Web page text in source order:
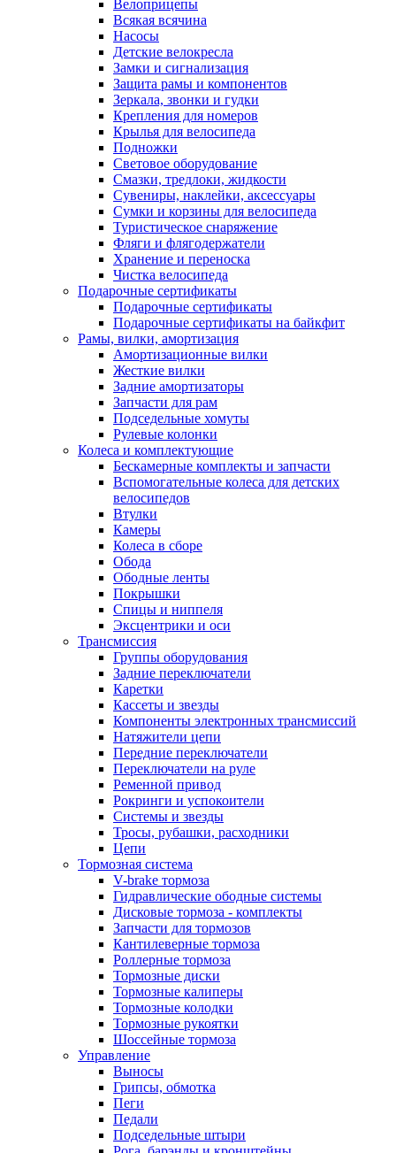
Велоприцепы
Всякая всячина
Насосы
Детские велокресла
Замки и сигнализация
Защита рамы и компонентов
Зеркала, звонки и гудки
Крепления для номеров
Крылья для велосипеда
Подножки
Световое оборудование
Смазки, тредлоки, жидкости
Сувениры, наклейки, аксессуары
Сумки и корзины для велосипеда
Туристическое снаряжение
Фляги и флягодержатели
Хранение и переноска
Чистка велосипеда
Подарочные сертификаты
Подарочные сертификаты
Подарочные сертификаты на байкфит
Рамы, вилки, амортизация
Амортизационные вилки
Жесткие вилки
Задние амортизаторы
Запчасти для рам
Подседельные хомуты
Рулевые колонки
Колеса и комплектующие
Бескамерные комплекты и запчасти
Вспомогательные колеса для детских
велосипедов
Втулки
Камеры
Колеса в сборе
Обода
Ободные ленты
Покрышки
Спицы и ниппеля
Эксцентрики и оси
Трансмиссия
Группы оборудования
Задние переключатели
Каретки
Кассеты и звезды
Компоненты электронных трансмиссий
Натяжители цепи
Передние переключатели
Переключатели на руле
Ременной привод
Рокринги и успокоители
Системы и звезды
Тросы, рубашки, расходники
Цепи
Тормозная система
V-brake тормоза
Гидравлические ободные системы
Дисковые тормоза - комплекты
Запчасти для тормозов
Кантилеверные тормоза
Роллерные тормоза
Тормозные диски
Тормозные калиперы
Тормозные колодки
Тормозные рукоятки
Шоссейные тормоза
Управление
Выносы
Грипсы, обмотка
Пеги
Педали
Подседельные штыри